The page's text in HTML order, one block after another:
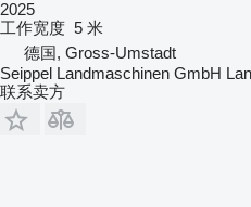
2025
工作宽度 5 米
德国, Gross-Umstadt
Seippel Landmaschinen GmbH
联系卖方